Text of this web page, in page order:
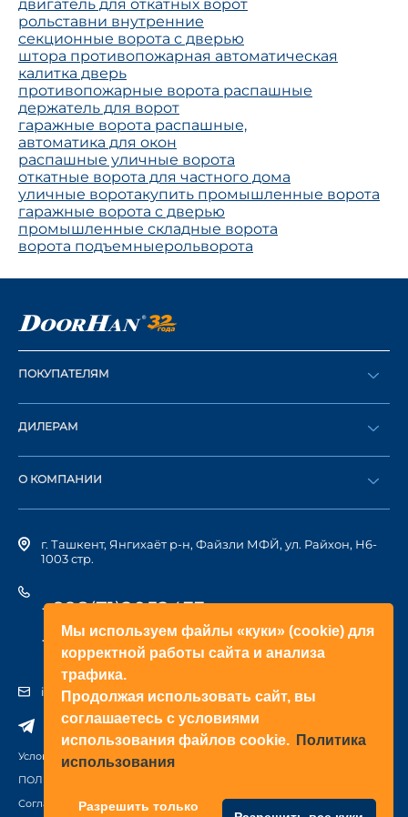
Мы используем файлы «куки» (cookie) для
корректной работы сайта и анализа
трафика.
Продолжая использовать сайт, вы
соглашаетесь с условиями
использования файлов cookie. Политика
использования
Разрешить только
двигатель для откатных ворот
рольставни внутренние
секционные ворота с дверью
штора противопожарная автоматическая
калитка дверь
противопожарные ворота распашные
держатель для ворот
гаражные ворота распашные,
автоматика для окон
распашные уличные ворота
откатные ворота для частного дома
уличные воротакупить промышленные ворота
гаражные ворота с дверью
промышленные складные ворота
ворота подъемныерольворота
ПОКУПАТЕЛЯМ
Оформить заказ
Каталог
ДИЛЕРАМ
Стать дилером
О КОМПАНИИ
История компании
г. Ташкент, Янгихаёт р-н, Файзли МФЙ, ул. Райхон, Н6-
1003 стр.
+998(71)2052433
+998(71)2052422
info@doorhan.uz
Условия использования сайта
ПОЛИТИКА КОНФИДЕНЦИАЛЬНОСТИ
Соглашение на обработку персональных данных